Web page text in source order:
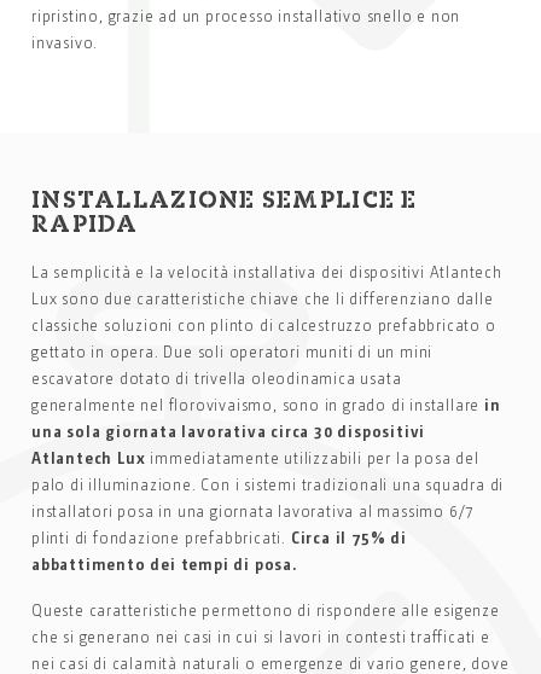
ripristino, grazie ad un processo installativo snello e non
invasivo.
INSTALLAZIONE SEMPLICE E
RAPIDA
La semplicità e la velocità installativa dei dispositivi Atlantech
Lux sono due caratteristiche chiave che li differenziano dalle
classiche soluzioni con plinto di calcestruzzo prefabbricato o
gettato in opera. Due soli operatori muniti di un mini
escavatore dotato di trivella oleodinamica usata
generalmente nel florovivaismo, sono in grado di installare in
una sola giornata lavorativa circa 30 dispositivi
Atlantech Lux immediatamente utilizzabili per la posa del
palo di illuminazione. Con i sistemi tradizionali una squadra di
installatori posa in una giornata lavorativa al massimo 6/7
plinti di fondazione prefabbricati. Circa il 75% di
abbattimento dei tempi di posa.
Queste caratteristiche permettono di rispondere alle esigenze
che si generano nei casi in cui si lavori in contesti trafficati e
nei casi di calamità naturali o emergenze di vario genere, dove